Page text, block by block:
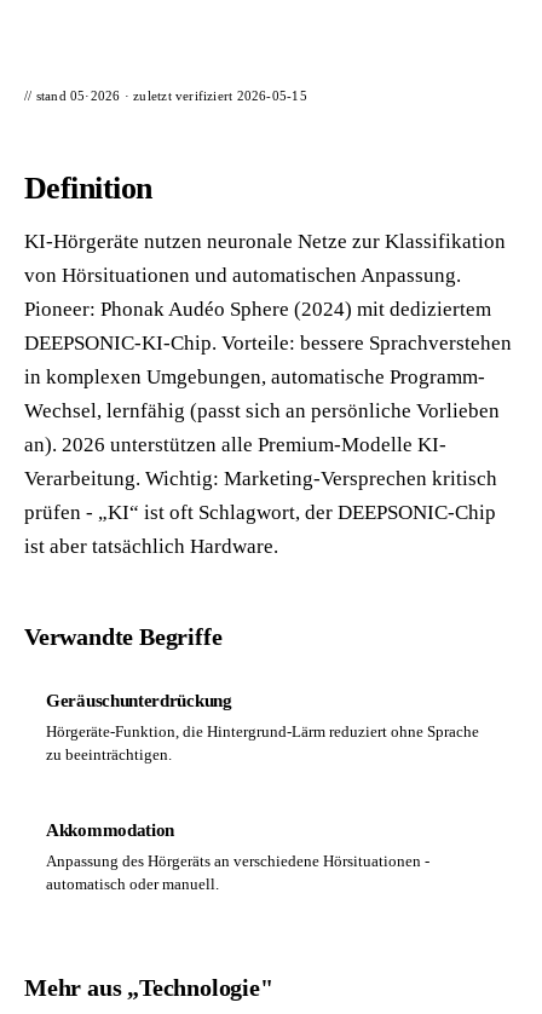
// stand 05·2026 · zuletzt verifiziert 2026-05-15
Definition
KI-Hörgeräte nutzen neuronale Netze zur Klassifikation
von Hörsituationen und automatischen Anpassung.
Pioneer: Phonak Audéo Sphere (2024) mit dediziertem
DEEPSONIC-KI-Chip. Vorteile: bessere Sprachverstehen
in komplexen Umgebungen, automatische Programm-
Wechsel, lernfähig (passt sich an persönliche Vorlieben
an). 2026 unterstützen alle Premium-Modelle KI-
Verarbeitung. Wichtig: Marketing-Versprechen kritisch
prüfen - „KI“ ist oft Schlagwort, der DEEPSONIC-Chip
ist aber tatsächlich Hardware.
Verwandte Begriffe
Geräuschunterdrückung
Hörgeräte-Funktion, die Hintergrund-Lärm reduziert ohne Sprache
zu beeinträchtigen.
Akkommodation
Anpassung des Hörgeräts an verschiedene Hörsituationen -
automatisch oder manuell.
Mehr aus „Technologie"